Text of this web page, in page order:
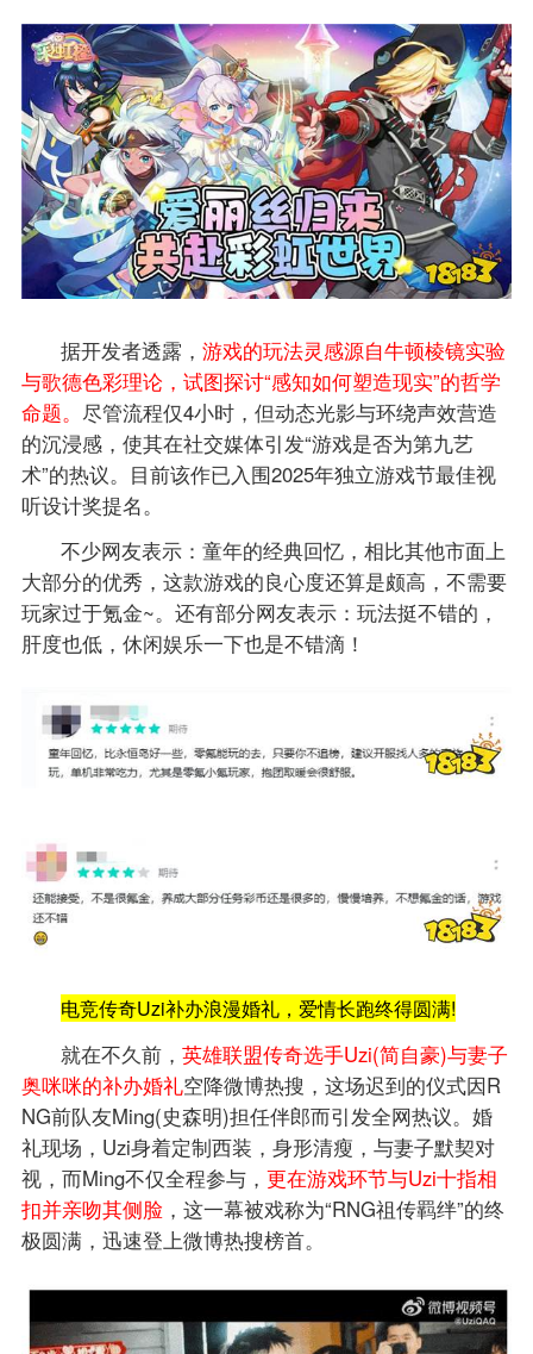
据开发者透露，游戏的玩法灵感源自牛顿棱镜实验
与歌德色彩理论，试图探讨“感知如何塑造现实”的哲学
命题。 尽管流程仅4小时，但动态光影与环绕声效营造
的沉浸感，使其在社交媒体引发“游戏是否为第九艺
术”的热议。目前该作已入围2025年独立游戏节最佳视
听设计奖提名。
不少网友表示：童年的经典回忆，相比其他市面上
大部分的优秀，这款游戏的良心度还算是颇高，不需要
玩家过于氪金~。还有部分网友表示：玩法挺不错的，
肝度也低，休闲娱乐一下也是不错滴！
电竞传奇Uzi补办浪漫婚礼，爱情长跑终得圆满!
就在不久前，英雄联盟传奇选手Uzi(简自豪)与妻子
奥咪咪的补办婚礼空降微博热搜，这场迟到的仪式因R
NG前队友Ming(史森明)担任伴郎而引发全网热议。婚
礼现场，Uzi身着定制西装，身形清瘦，与妻子默契对
视，而Ming不仅全程参与， 更在游戏环节与Uzi十指相
扣并亲吻其侧脸，这一幕被戏称为“RNG祖传羁绊”的终
极圆满，迅速登上微博热搜榜首。